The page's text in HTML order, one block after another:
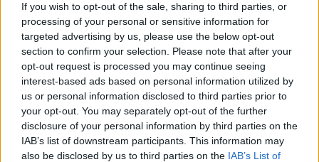
If you wish to opt-out of the sale, sharing to third parties, or
processing of your personal or sensitive information for
targeted advertising by us, please use the below opt-out
section to confirm your selection. Please note that after your
opt-out request is processed you may continue seeing
interest-based ads based on personal information utilized by
us or personal information disclosed to third parties prior to
your opt-out. You may separately opt-out of the further
disclosure of your personal information by third parties on the
IAB’s list of downstream participants. This information may
also be disclosed by us to third parties on the IAB’s List of
περίπτωση που δεν ευοδωθούν οι προσπάθειες
για ενωτικό σχήμα.
Με το κείμενο τους καλούν και άλλα μέλη της
Κ.Ε.να συνυπογράψουν το κείμενο κόντρα
στην «απαξίωση του κόμματος», για τον
σχηματισμό μιας νέας πλειοψηφίας.